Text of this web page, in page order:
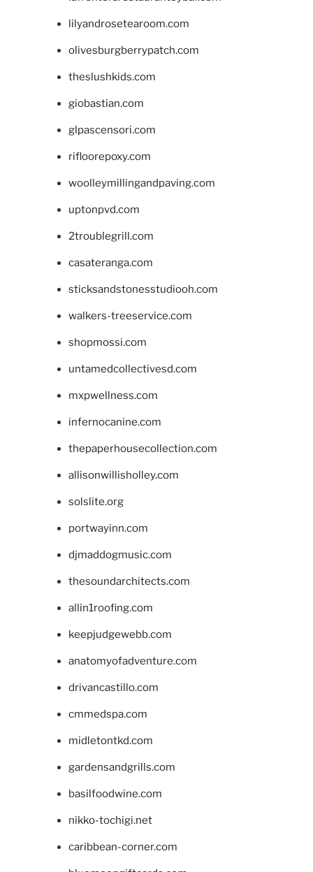
lilyandrosetearoom.com
olivesburgberrypatch.com
theslushkids.com
giobastian.com
glpascensori.com
rifloorepoxy.com
woolleymillingandpaving.com
uptonpvd.com
2troublegrill.com
casateranga.com
sticksandstonesstudiooh.com
walkers-treeservice.com
shopmossi.com
untamedcollectivesd.com
mxpwellness.com
infernocanine.com
thepaperhousecollection.com
allisonwillisholley.com
solslite.org
portwayinn.com
djmaddogmusic.com
thesoundarchitects.com
allin1roofing.com
keepjudgewebb.com
anatomyofadventure.com
drivancastillo.com
cmmedspa.com
midletontkd.com
gardensandgrills.com
basilfoodwine.com
nikko-tochigi.net
caribbean-corner.com